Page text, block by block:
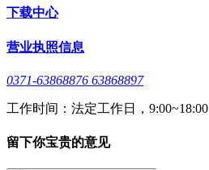
下载中心
营业执照信息
0371-63868876 63868897
工作时间：法定工作日，9:00~18:00
留下你宝贵的意见